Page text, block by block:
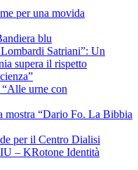
per una movida
blu
Satriani”: Un
supera il rispetto
urne con
“Dario Fo. La Bibbia
per il Centro Dialisi
– KRotone Identità